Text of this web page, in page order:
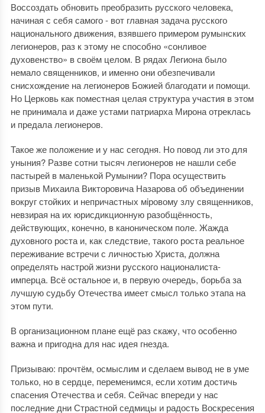
Воссоздать обновить преобразить русского человека,
начиная с себя самого - вот главная задача русского
национального движения, взявшего примером румынских
легионеров, раз к этому не способно «сонливое
духовенство» в своём целом. В рядах Легиона было
немало священников, и именно они обезпечивали
снисхождение на легионеров Божией благодати и помощи.
Но Церковь как поместная целая структура участия в этом
не принимала и даже устами патриарха Мирона отреклась
и предала легионеров.
Такое же положение и у нас сегодня. Но повод ли это для
уныния? Разве сотни тысяч легионеров не нашли себе
пастырей в маленькой Румынии? Пора осуществить
призыв Михаила Викторовича Назарова об объединении
вокруг стойких и непричастных мiровому злу священников,
невзирая на их юрисдикционную разобщённость,
действующих, конечно, в каноническом поле. Жажда
духовного роста и, как следствие, такого роста реальное
переживание встречи с личностью Христа, должна
определять настрой жизни русского националиста-
имперца. Всё остальное и, в первую очередь, борьба за
лучшую судьбу Отечества имеет смысл только этапа на
этом пути.
В организационном плане ещё раз скажу, что особенно
важна и пригодна для нас идея гнезда.
Призываю: прочтём, осмыслим и сделаем вывод не в уме
только, но в сердце, переменимся, если хотим достичь
спасения Отечества и себя. Сейчас впереди у нас
последние дни Страстной седмицы и радость Воскресения